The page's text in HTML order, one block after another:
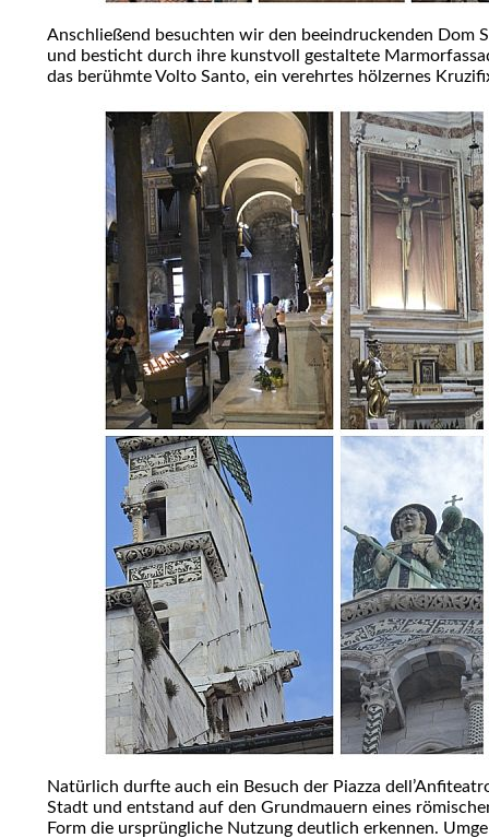
Anschließend besuchten wir den beeindruckenden Dom
und besticht durch ihre kunstvoll gestaltete
das berühmte Volto Santo, ein verehrtes hölzernes
Natürlich durfte auch ein Besuch der Piazza
Stadt und entstand auf den Grundmauern eines
Form die ursprüngliche Nutzung deutlich erkennen.